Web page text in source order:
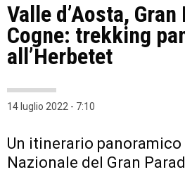
Valle d’Aosta,
Cogne: trekking
all’Herbetet
14 luglio 2022 - 7:10
Un itinerario panoramico
Nazionale del Gran